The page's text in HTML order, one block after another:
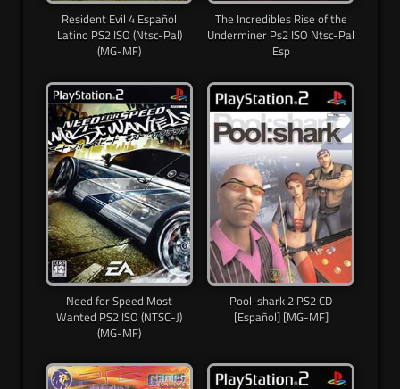
Resident Evil 4 Español
Latino PS2 ISO (Ntsc-Pal)
(MG-MF)
The Incredibles Rise of the
Underminer Ps2 ISO Ntsc-Pal
Esp
Need for Speed Most
Wanted PS2 ISO (NTSC-J)
(MG-MF)
Pool-shark 2 PS2 CD
[Español] [MG-MF]